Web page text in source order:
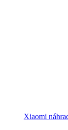
Xiaomi